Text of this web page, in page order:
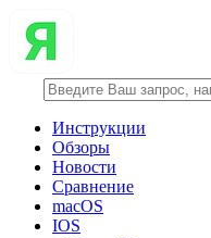
Инструкции
Обзоры
Новости
Сравнение
macOS
IOS